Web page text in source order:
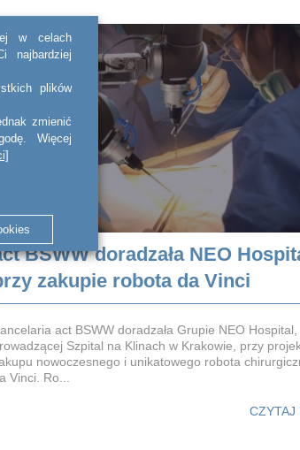
BSWW doradzała NEO
zakupie robota da Vinci
act BSWW doradzała Grupie NEO Hospital,
Szpital na Klinach w Krakowie, przy
nowoczesnego i unikatowego robota
Vinci. Ro...
CZYTAJ
w celach
najbardziej
plików
zmienić
Więcej